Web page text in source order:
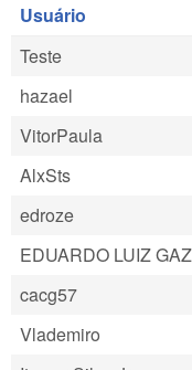
Usuário
Teste
hazael
VitorPaula
AlxSts
edroze
EDUARDO LUIZ
cacg57
Vlademiro